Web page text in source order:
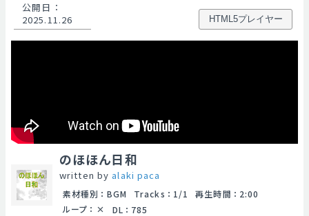
公開日 ：
2025.11.26
HTML5プレイヤー
のほほん日和
written by alaki paca
素材種別 ： BGM Tracks ： 1/1 再生時間 ： 2:00
ループ ： DL ： 785